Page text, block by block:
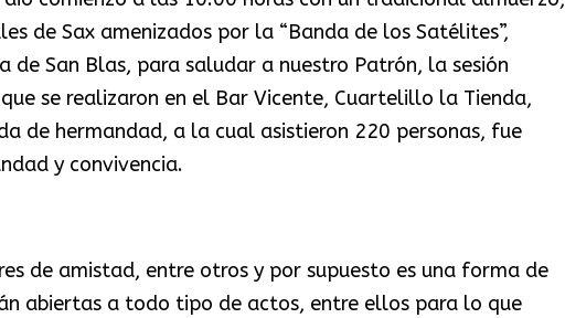
de Sax amenizados por la “Banda de los Satélites”,
San Blas, para saludar a nuestro Patrón, la sesión
se realizaron en el Bar Vicente, Cuartelillo la Tienda,
de hermandad, a la cual asistieron 220 personas, fue
y convivencia.
de amistad, entre otros y por supuesto es una forma de
abiertas a todo tipo de actos, entre ellos para lo que